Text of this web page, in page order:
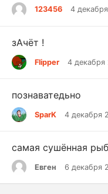
123456 4
зАчёт !
Flipper 4 декабря
познаватедьно
SparK 4 декабря
самая сушённая
Евген 6 декабря